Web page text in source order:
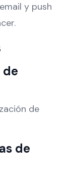
y push
de
de
de